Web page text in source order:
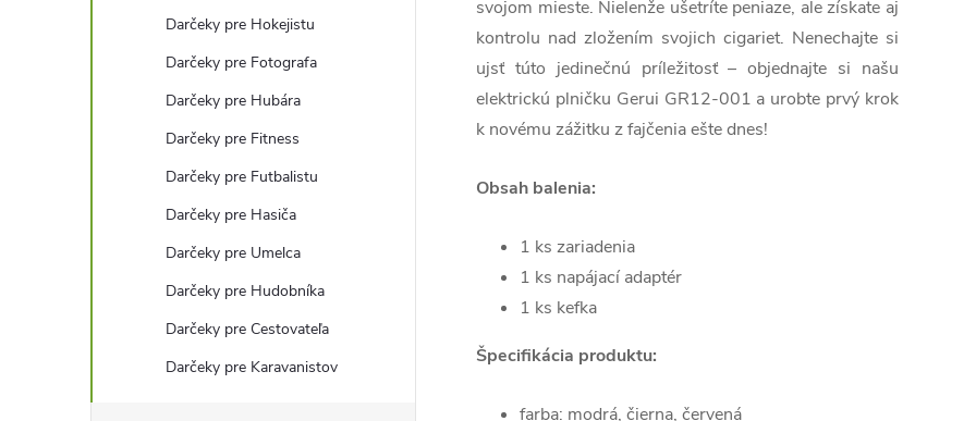
Darčeky pre Hokejistu
Darčeky pre Fotografa
Darčeky pre Hubára
Darčeky pre Fitness
Darčeky pre Futbalistu
Darčeky pre Hasiča
Darčeky pre Umelca
Darčeky pre Hudobníka
Darčeky pre Cestovateľa
Darčeky pre Karavanistov
svojom mieste. Nielenže ušetríte peniaze, ale získate aj
kontrolu nad zložením svojich cigariet. Nenechajte si
ujsť túto jedinečnú príležitosť – objednajte si našu
elektrickú plničku Gerui GR12-001 a urobte prvý krok
k novému zážitku z fajčenia ešte dnes!
Obsah balenia:
1 ks zariadenia
1 ks napájací adaptér
1 ks kefka
Špecifikácia produktu:
farba: modrá, čierna, červená